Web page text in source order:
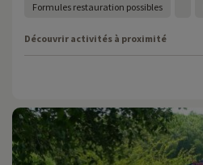
Formules restauration possibles
Découvrir activités à proximité